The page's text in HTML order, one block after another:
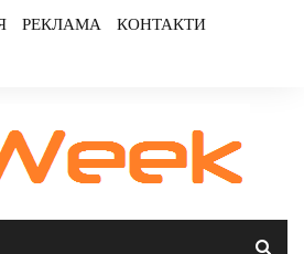
РЕКЛАМА КОНТАКТИ